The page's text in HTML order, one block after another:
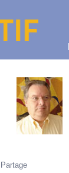
Partage